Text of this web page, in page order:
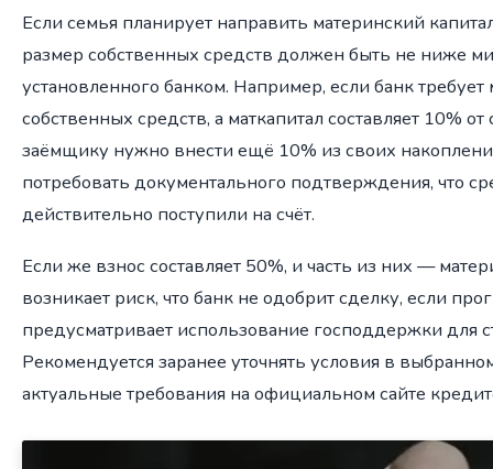
Если семья планирует направить материнский
размер собственных средств должен быть не ниже
установленного банком. Например, если банк
собственных средств, а маткапитал составляет 10%
заёмщику нужно внести ещё 10% из своих
потребовать документального подтверждения, что
действительно поступили на счёт.
Если же взнос составляет 50%, и часть из них —
возникает риск, что банк не одобрит сделку, если
предусматривает использование господдержки для
Рекомендуется заранее уточнять условия в
актуальные требования на официальном сайте